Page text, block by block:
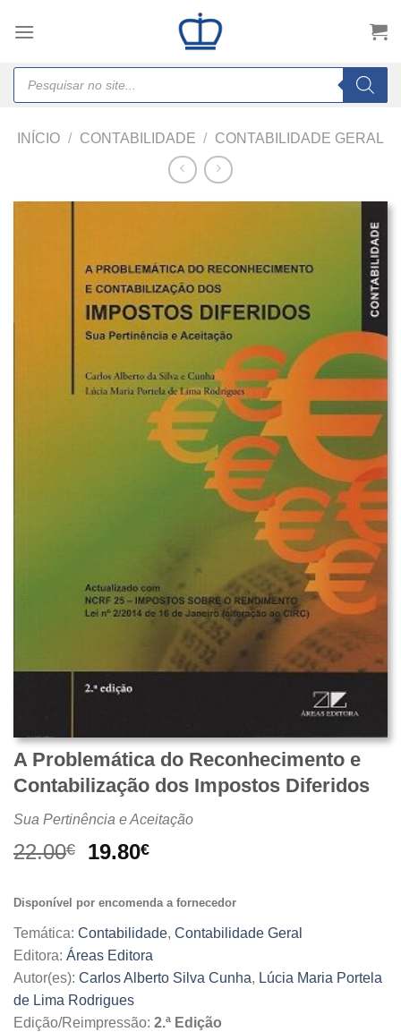
Products
search
INÍCIO / CONTABILIDADE / CONTABILIDADE GERAL
A Problemática do Reconhecimento e
Contabilização dos Impostos Diferidos
Sua Pertinência e Aceitação
22.00€
O
original
22.00€.
19.80€O
atual
19.80€.
Disponível por encomenda a fornecedor
Temática: Contabilidade, Contabilidade Geral
Editora: Áreas Editora
Autor(es): Carlos Alberto Silva Cunha, Lúcia Maria Portela
de Lima Rodrigues
Edição/Reimpressão: 2.ª Edição